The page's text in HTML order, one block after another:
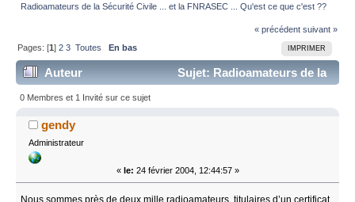
Radioamateurs de la Sécurité Civile ... et la FNRASEC ... Qu'est ce que c'est ??
« précédent suivant »
IMPRIMER
Pages: [1]2 3 Toutes En bas
Auteur
Sujet: Radioamateurs de la
Sécurité Civile ... et la FNRASEC ... Qu'est ce que c'est
?? (Lu 99772 fois)
0 Membres et 1 Invité sur ce sujet
gendy
Administrateur
« le: 24 février 2004, 12:44:57 »
Nous sommes près de deux mille radioamateurs, titulaires d’un certificat